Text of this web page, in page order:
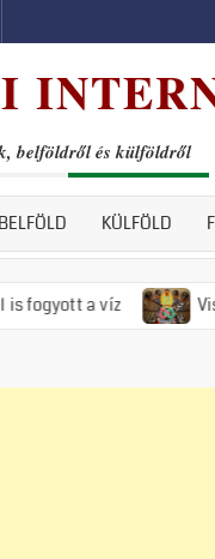
belföldről és külföldről
BELFÖLD KÜLFÖLD
Visszatért az